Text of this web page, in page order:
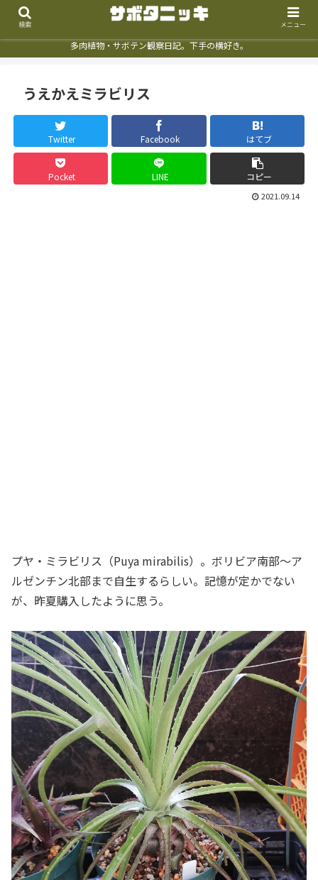
多肉植物・サボテン観察日記。下手の横好き。
うえかえミラビリス
Twitter Facebook はてブ
Pocket LINE コピー
2021.09.14
プヤ・ミラビリス（Puya mirabilis）。ボリビア南部～ア
ルゼンチン北部まで自生するらしい。記憶が定かでない
が、昨夏購入したように思う。
検索 メニュー